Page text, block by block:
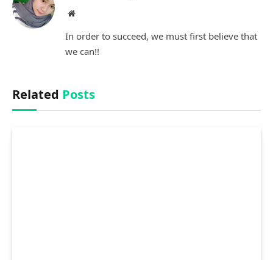
Website
In order to succeed, we must first believe that
we can!!
Related Posts